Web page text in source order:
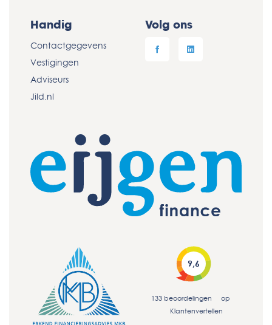
Handig
Contactgegevens
Vestigingen
Adviseurs
Jild.nl
Volg ons
9,6
133 beoordelingen
op
Klantenvertellen